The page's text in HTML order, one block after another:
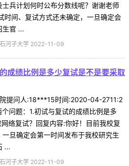
兵计划何时公布分数线呢？谢谢老师
时间、复试方式还未确定，一旦确定会
生官 ...
河子大学 2022-11-09
成绩比例是多少复试是不是要采取
提问人:18***15时间:2020-04-2711:2
问题：1.初试与复试的成绩比例是多
络复试？回复内容:你好！目前我校复
旦确定会第一时间发布于我校研究生
...
河子大学 2022-11-09